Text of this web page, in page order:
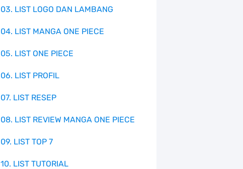
03. LIST LOGO DAN LAMBANG
04. LIST MANGA ONE PIECE
05. LIST ONE PIECE
06. LIST PROFIL
07. LIST RESEP
08. LIST REVIEW MANGA ONE PIECE
09. LIST TOP 7
10. LIST TUTORIAL